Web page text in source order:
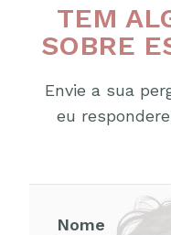
TEM
SOBRE
Envie a sua
eu
Nome